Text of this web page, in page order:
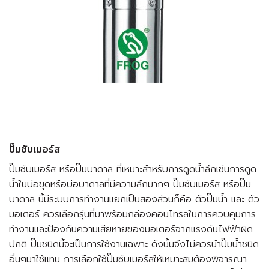
ปั๊มซับเมอร์ส
ปั๊มซับเมอร์ส หรือปั๊มบาดาล ที่เหมาะสำหรับการดูดน้ำลึกเช่นการดูด
น้ำในบ่อขุดหรือบ่อบาดาลที่มีความลึกมากๆ ปั๊มซับเมอร์ส หรือปั๊ม
บาดาล นี้มีระบบการทำงานแยกเป็นสองส่วนก็คือ ตัวปั๊มน้ำ และ ตัว
มอเตอร์ ควรเลือกรุ่นที่มาพร้อมกล่องคอนโทรลในการควบคุมการ
ทำงานและป้องกันความเสียหายของมอเตอร์จากแรงดันไฟฟ้าผิด
ปกติ ปั๊มชนิดนี้จะเป็นการใช้งานเฉพาะ ดังนั้นจึงไม่ควรนำปั๊มน้ำชนิด
อื่นๆมาใช้แทน การเลือกใช้ปั๊มซับเมอร์สให้เหมาะสมต้องพิจารณา